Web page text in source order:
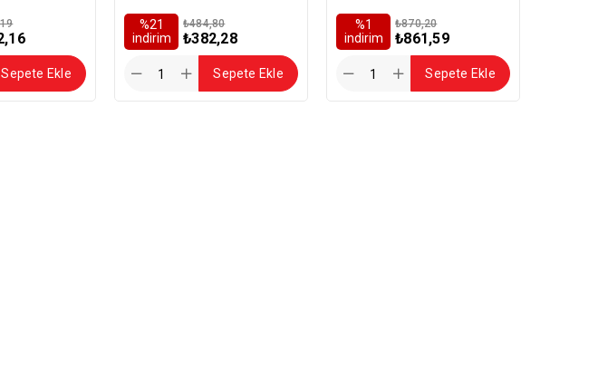
Sepete Ekle
%21
i̇ndirim
₺382,28
₺484,80
Sepete Ekle
%1
i̇ndirim
₺861,59
₺870,20
Sepete Ekle